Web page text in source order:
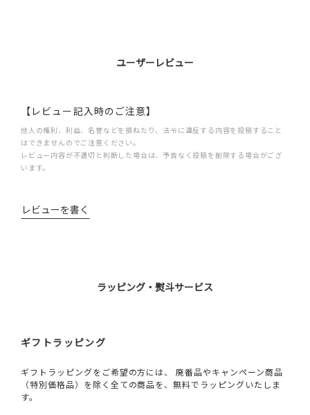
ユーザーレビュー
【レビュー記入時のご注意】
他人の権利、利益、名誉などを損ねたり、法令に違反する内容を投稿すること
はできませんのでご注意ください。
レビュー内容が不適切と判断した場合は、予告なく投稿を削除する場合がござ
います。
レビューを書く
ラッピング・熨斗サービス
ギフトラッピング
ギフトラッピングをご希望の方には、 廃番品やキャンペーン商品
（特別価格品）を除く全ての商品を、無料でラッピングいたしま
す。